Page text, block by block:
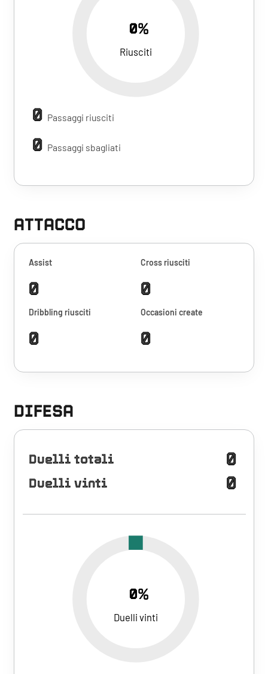
0%
Riusciti
0 Passaggi riusciti
0 Passaggi sbagliati
ATTACCO
Assist
0
Cross riusciti
0
Dribbling riusciti
0
Occasioni create
0
DIFESA
Duelli totali 0
Duelli vinti 0
0%
Duelli vinti